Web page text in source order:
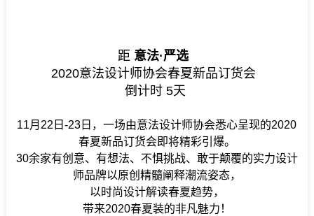
距 意法·严选
2020意法设计师协会春夏新品订货会
倒计时 5天
11月22日-23日，一场由意法设计师协会悉心呈现的2020
春夏新品订货会即将精彩引爆。
30余家有创意、有想法、不惧挑战、敢于颠覆的实力设计
师品牌以原创精髓阐释潮流姿态，
以时尚设计解读春夏趋势，
带来2020春夏装的非凡魅力！